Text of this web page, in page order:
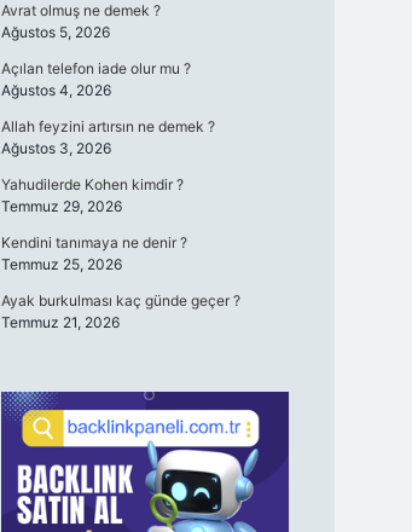
Avrat olmuş ne demek ?
Ağustos 5, 2026
Açılan telefon iade olur mu ?
Ağustos 4, 2026
Allah feyzini artırsın ne demek ?
Ağustos 3, 2026
Yahudilerde Kohen kimdir ?
Temmuz 29, 2026
Kendini tanımaya ne denir ?
Temmuz 25, 2026
Ayak burkulması kaç günde geçer ?
Temmuz 21, 2026